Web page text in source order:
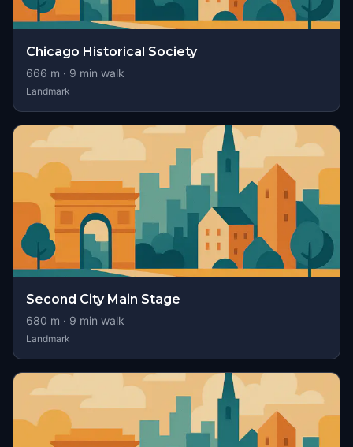
Chicago Historical Society
666 m · 9 min walk
Landmark
Second City Main Stage
680 m · 9 min walk
Landmark